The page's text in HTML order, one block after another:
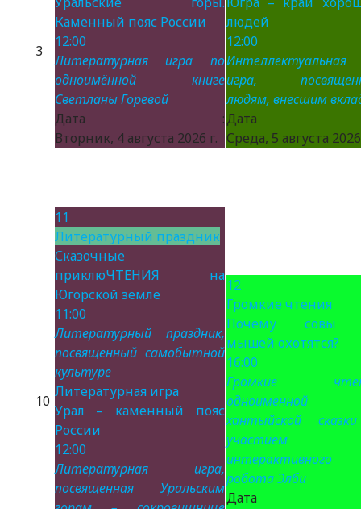
3
Каменный пояс России
12:00
Литературная игра по
одноимённой книге
Светланы Горевой
Дата :
Вторник, 4 августа 2026 г.
людей
12:00
Интеллектуальная
игра,
людям, внесшим
Дата
Среда, 5 августа
10
11
Литературный праздник
Сказочные
приклюЧТЕНИЯ на
Югорской земле
11:00
Литературный праздник,
посвященный самобытной
культуре
Литературная игра
Урал – каменный пояс
России
12:00
Литературная игра,
посвященная Уральским
12
Громкие чтения
Почему совы
мышей охотятся?
16:00
Громкие
одноименной
хантыйской
участием
интерактивного
робота Элби
Дата